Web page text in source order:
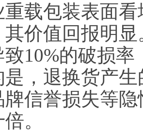
载包装表面
价值回报明
10%的破损
是，退换货产
牌信誉损失等
。